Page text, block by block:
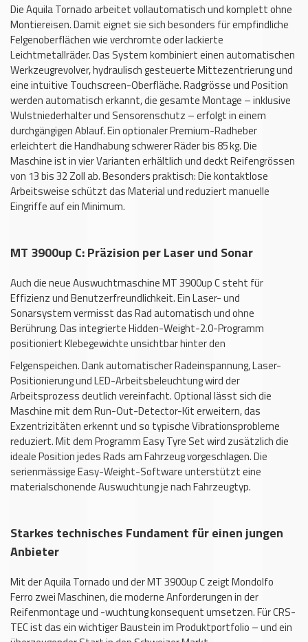
Die Aquila Tornado arbeitet vollautomatisch und komplett ohne
Montiereisen. Damit eignet sie sich besonders für empfindliche
Felgenoberflächen wie verchromte oder lackierte
Leichtmetallräder. Das System kombiniert einen automatischen
Werkzeugrevolver, hydraulisch gesteuerte Mittezentrierung und
eine intuitive Touchscreen-Oberfläche. Radgrösse und Position
werden automatisch erkannt, die gesamte Montage – inklusive
Wulstniederhalter und Sensorenschutz – erfolgt in einem
durchgängigen Ablauf. Ein optionaler Premium-Radheber
erleichtert die Handhabung schwerer Räder bis 85 kg. Die
Maschine ist in vier Varianten erhältlich und deckt Reifengrössen
von 13 bis 32 Zoll ab. Besonders praktisch: Die kontaktlose
Arbeitsweise schützt das Material und reduziert manuelle
Eingriffe auf ein Minimum.
MT 3900up C: Präzision per Laser und Sonar
Auch die neue Auswuchtmaschine MT 3900up C steht für
Effizienz und Benutzerfreundlichkeit. Ein Laser- und
Sonarsystem vermisst das Rad automatisch und ohne
Berührung. Das integrierte Hidden-Weight-2.0-Programm
positioniert Klebegewichte unsichtbar hinter den
Felgenspeichen. Dank automatischer Radeinspannung, Laser-
Positionierung und LED-Arbeitsbeleuchtung wird der
Arbeitsprozess deutlich vereinfacht. Optional lässt sich die
Maschine mit dem Run-Out-Detector-Kit er­weitern, das
Exzentrizitäten erkennt und so typische Vibrationsprobleme
reduziert. Mit dem Programm Easy Tyre Set wird zusätzlich die
ideale Position jedes Rads am Fahrzeug vorgeschlagen. Die
serienmässige Easy-Weight-Software unterstützt eine
materialschonende Auswuchtung je nach Fahrzeugtyp.
Starkes technisches Fundament für einen jungen
Anbieter
Mit der Aquila Tornado und der MT 3900up C zeigt Mondolfo
Ferro zwei Maschinen, die moderne Anforderungen in der
Reifenmontage und -wuchtung konsequent umsetzen. Für CRS-
TEC ist das ein wichtiger Baustein im Produktportfolio – und ein